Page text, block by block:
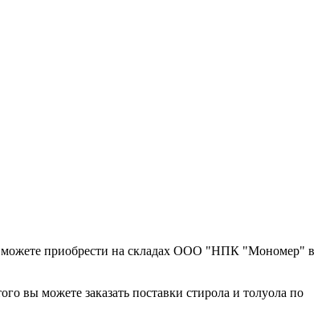
можете приобрести на складах ООО "НПК "Мономер" в
вы можете заказать поставки стирола и толуола по